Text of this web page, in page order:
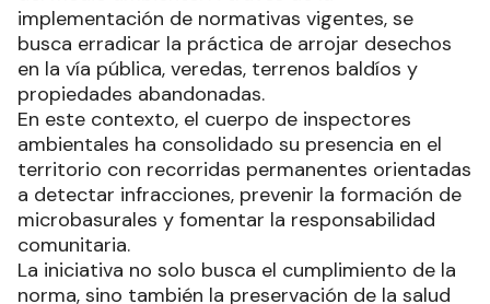
implementación de normativas vigentes, se
busca erradicar la práctica de arrojar desechos
en la vía pública, veredas, terrenos baldíos y
propiedades abandonadas.
En este contexto, el cuerpo de inspectores
ambientales ha consolidado su presencia en el
territorio con recorridas permanentes orientadas
a detectar infracciones, prevenir la formación de
microbasurales y fomentar la responsabilidad
comunitaria.
La iniciativa no solo busca el cumplimiento de la
norma, sino también la preservación de la salud